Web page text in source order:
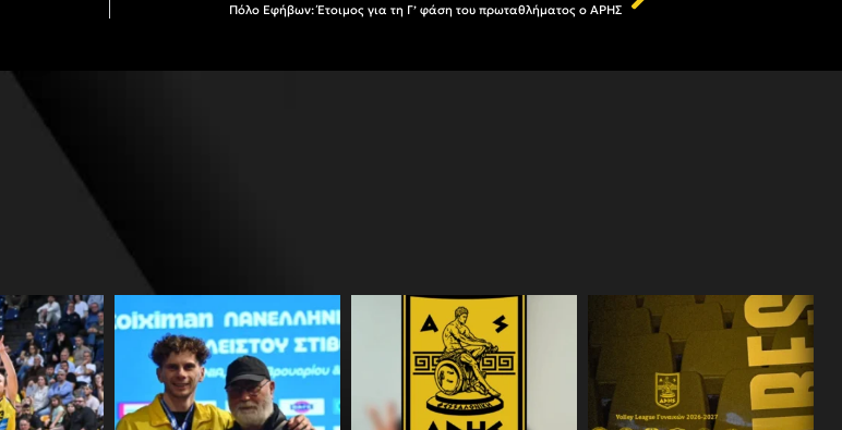
Πόλο Εφήβων: Έτοιμος για τη Γ’ φάση του πρωταθλήματος ο ΑΡΗΣ